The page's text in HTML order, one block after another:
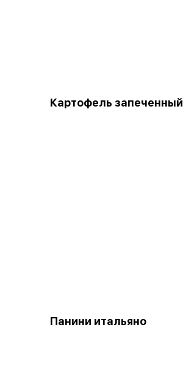
Картофель запеченный
Панини итальяно